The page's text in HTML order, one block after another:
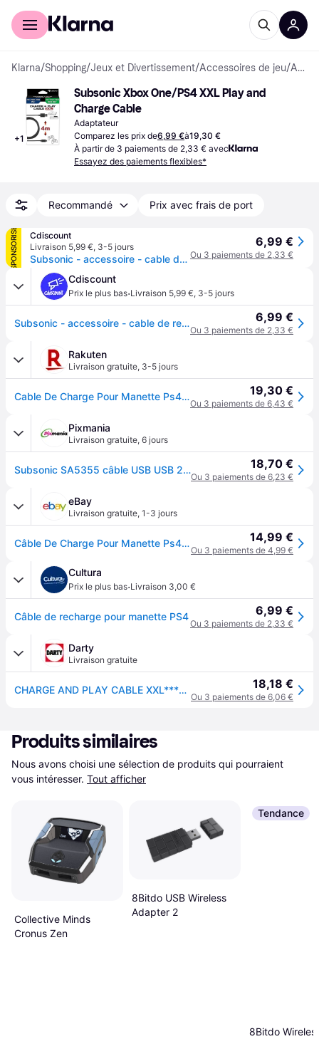
Acheter avec Klarna
Klarna/Shopping/Jeux et Divertissement/Accessoires de jeu/ Adaptateurs
+1
Subsonic Xbox One/PS4 XXL Play and
Charge Cable
Adaptateur
Comparez les prix de6,99 €à19,30 €
À partir de 3 paiements de 2,33 € avec
Essayez des paiements flexibles*
Recommandé Prix avec frais de port
SPONSORISÉ
Cdiscount
Livraison 5,99 €, 3-5 jours
Subsonic - accessoire - cable de recherge micro usb XXL de 4 mètres pour manette PS4 et Xbox One - Noir
6,99 €
Ou 3 paiements de 2,33 €
Cdiscount
Prix le plus bas·Livraison 5,99 €, 3-5 jours
Subsonic - accessoire - cable de recherge micro usb XXL de 4 mètres pour manette PS4 et Xbox One - Noir 6,99 €
Ou 3 paiements de 2,33 €
Rakuten
Livraison gratuite, 3-5 jours
Cable De Charge Pour Manette Ps4 Et Xbox One 19,30 €
Ou 3 paiements de 6,43 €
Pixmania
Livraison gratuite, 6 jours
Subsonic SA5355 câble USB USB 2.0 4 m USB A Micro-USB A Noir - Neuf 18,70 €
Ou 3 paiements de 6,23 €
eBay
Livraison gratuite, 1-3 jours
Câble De Charge Pour Manette Ps4 Et Xbox One 4 Mètres Neuf Subsonic 14,99 €
Ou 3 paiements de 4,99 €
Cultura
Prix le plus bas·Livraison 3,00 €
Câble de recharge pour manette PS4 6,99 €
Ou 3 paiements de 2,33 €
Darty
Livraison gratuite
CHARGE AND PLAY CABLE XXL********* 18,18 €
Ou 3 paiements de 6,06 €
Produits similaires
Nous avons choisi une sélection de produits qui pourraient
vous intéresser. Tout afficher
Collective Minds
Cronus Zen
8Bitdo USB Wireless
Adapter 2
Tendance
8Bitdo